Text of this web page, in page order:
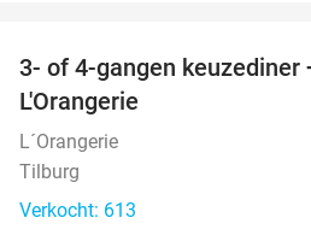
3- of 4-gangen keuzediner
L'Orangerie
L´Orangerie
Tilburg
Verkocht: 613